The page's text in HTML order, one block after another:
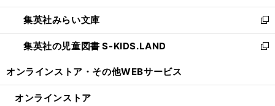
開
く
ウ
で
開
く
ン
ド
ウ
で
ウ
ィ
ン
ド
開
集英社みらい文庫
新
し
い
ン
集英社の児童図書 S-KIDS.LAND
新
ウ
オンラインストア・ その他WEBサービス
オンラインストア